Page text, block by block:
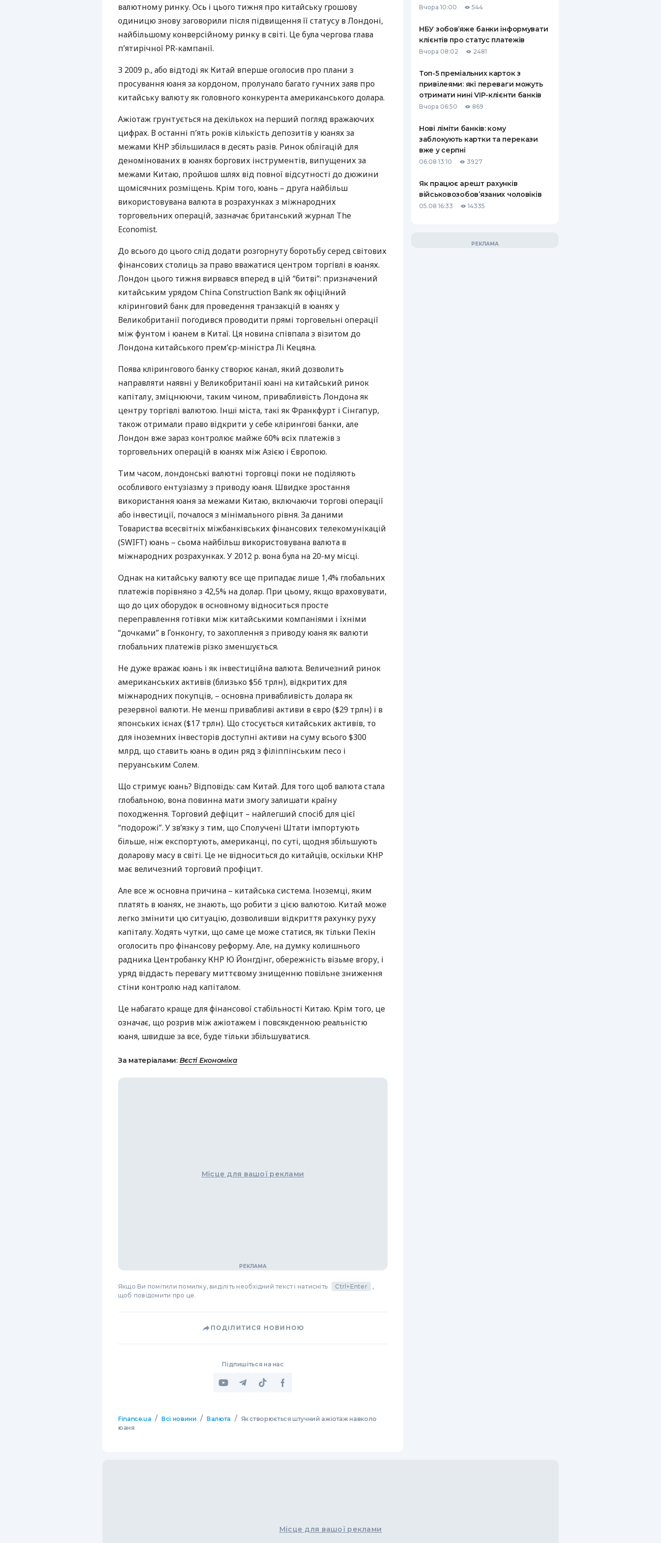
КАРТОК
ПУТІВНИКИ ПО
БАНКІВСЬКИХ КАРТКАХ
СТРАХУВАННЮ
ВСІ СТРАХОВІ ПОЛІСИ
ВІДГУКИ ПРО СТРАХОВІ
КОМПАНІЇ
КОНТАКТИ
валютному ринку. Ось і цього тижня про китайську грошову
одиницю знову заговорили після підвищення її статусу в Лондоні,
найбільшому конверсійному ринку в світі. Це була чергова глава
п’ятирічної PR-кампанії.
З 2009 р., або відтоді як Китай вперше оголосив про плани з
просування юаня за кордоном, пролунало багато гучних заяв про
китайську валюту як головного конкурента американського долара.
Ажіотаж грунтується на декількох на перший погляд вражаючих
цифрах. В останні п’ять років кількість депозитів у юанях за
межами КНРзбільшилася в десять разів. Ринок облігацій для
деномінованих в юанях боргових інструментів, випущених за
межами Китаю, пройшов шлях від повної відсутності до дюжини
щомісячних розміщень. Крім того, юань – друга найбільш
використовувана валюта в розрахунках з міжнародних
торговельних операцій, зазначає британський журнал The
Economist.
До всього до цього слід додати розгорнуту боротьбу серед світових
фінансових столиць за право вважатися центром торгівлі в юанях.
Лондон цього тижня вирвався вперед в цій “битві”: призначений
китайським урядом China Construction Bank як офіційний
кліринговий банк для проведення транзакцій в юанях у
Великобританії погодився проводити прямі торговельні операції
між фунтом і юанем в Китаї. Ця новина співпала з візитом до
Лондона китайського прем’єр-міністра Лі Кецяна.
Поява клірингового банку створює канал, який дозволить
направляти наявні у Великобританії юані на китайський ринок
капіталу, зміцнюючи, таким чином, привабливість Лондона як
центру торгівлі валютою. Інші міста, такі як Франкфурт і Сінгапур,
також отримали право відкрити у себе клірингові банки, але
Лондон вже зараз контролює майже 60% всіх платежів з
торговельних операцій в юанях між Азією і Європою.
Тим часом, лондонські валютні торговці поки не поділяють
особливого ентузіазму з приводу юаня. Швидке зростання
використання юаня за межами Китаю, включаючи торгові операції
або інвестиції, почалося з мінімального рівня. За даними
Товариства всесвітніх міжбанківських фінансових телекомунікацій
(SWIFT) юань – сьома найбільш використовувана валюта в
міжнародних розрахунках. У 2012 р. вона була на 20-му місці.
Однак на китайську валюту все ще припадає лише 1,4% глобальних
платежів порівняно з 42,5% на долар. При цьому, якщо враховувати,
що до цих оборудок в основному відноситься просте
переправлення готівки між китайськими компаніями і їхніми
“дочками” в Гонконгу, то захоплення з приводу юаня як валюти
глобальних платежів різко зменшується.
Не дуже вражає юань і як інвестиційна валюта. Величезний ринок
американських активів (близько $56 трлн), відкритих для
міжнародних покупців, – основна привабливість долара як
резервної валюти. Не менш привабливі активи в євро ($29 трлн) і в
японських ієнах ($17 трлн). Що стосується китайських активів, то
для іноземних інвесторів доступні активи на суму всього $300
млрд, що ставить юань в один ряд з філіппінським песо і
перуанським Солем.
Що стримує юань? Відповідь: сам Китай. Для того щоб валюта стала
глобальною, вона повинна мати змогу залишати країну
походження. Торговий дефіцит – найлегший спосіб для цієї
“подорожі”. У зв’язку з тим, що Сполучені Штати імпортують
більше, ніж експортують, американці, по суті, щодня збільшують
доларову масу в світі. Це не відноситься до китайців, оскільки КНР
має величезний торговий профіцит.
Але все ж основна причина – китайська система. Іноземці, яким
платять в юанях, не знають, що робити з цією валютою. Китай може
легко змінити цю ситуацію, дозволивши відкриття рахунку руху
капіталу. Ходять чутки, що саме це може статися, як тільки Пекін
оголосить про фінансову реформу. Але, на думку колишнього
радника Центробанку КНР Ю Йонгдінг, обережність візьме вгору, і
уряд віддасть перевагу миттєвому знищенню повільне зниження
стіни контролю над капіталом.
Це набагато краще для фінансової стабільності Китаю. Крім того, це
означає, що розрив між ажіотажем і повсякденною реальністю
юаня, швидше за все, буде тільки збільшуватися.
За матеріалами: Вєсті Економіка
Місце для вашої реклами
Якщо Ви помітили помилку, виділіть необхідний текст і натисніть Ctrl+Enter
,
щоб повідомити про це.
ПОДІЛИТИСЯ НОВИНОЮ
Підпишіться на нас
Finance.ua / Всі новини / Валюта /
Як створюється штучний ажіотаж навколо
юаня
Вчора 10:00 544
НБУ зобов’яже банки інформувати
клієнтів про статус платежів
Вчора 08:02 2481
Топ-5 преміальних карток з
привілеями: які переваги можуть
отримати нині VIP-клієнти банків
Вчора 06:50 869
Нові ліміти банків: кому
заблокують картки та перекази
вже у серпні
06.08 13:10 3927
Як працює арешт рахунків
військовозобов’язаних чоловіків
05.08 16:33 14335
Місце для вашої реклами